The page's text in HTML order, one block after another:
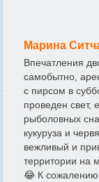
Марина
Впечатления
самобытно,
с пирсом в
проведен свет,
рыболовных
кукуруза и
вежливый и
территории на
😂 К